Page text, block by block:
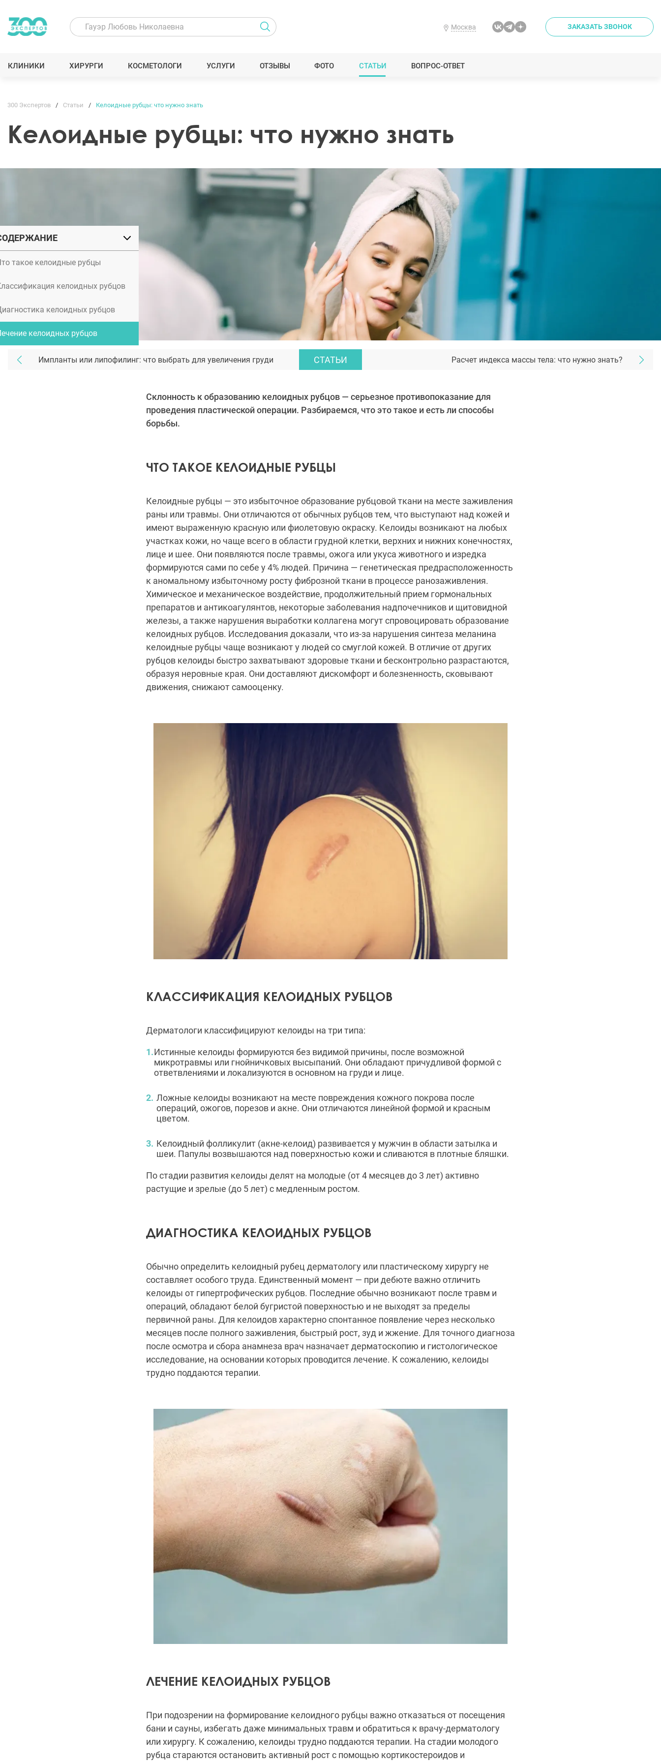
Москва ЗАКАЗАТЬ ЗВОНОК
КЛИНИКИ ХИРУРГИ КОСМЕТОЛОГИ УСЛУГИ ОТЗЫВЫ ФОТО СТАТЬИ ВОПРОС-ОТВЕТ
такое келоидные рубцы
келоидных рубцов
келоидных рубцов
келоидных рубцов
300 Экспертов Статьи Келоидные рубцы: что нужно знать
Келоидные рубцы: что нужно знать
Импланты или липофилинг: что выбрать для увеличения груди СТАТЬИ Расчет индекса массы тела: что нужно знать?
Склонность к образованию келоидных рубцов — серьезное противопоказание для
проведения пластической операции. Разбираемся, что это такое и есть ли способы
борьбы.
ЧТО ТАКОЕ КЕЛОИДНЫЕ РУБЦЫ
Келоидные рубцы — это избыточное образование рубцовой ткани на месте заживления
раны или травмы. Они отличаются от обычных рубцов тем, что выступают над кожей и
имеют выраженную красную или фиолетовую окраску. Келоиды возникают на любых
участках кожи, но чаще всего в области грудной клетки, верхних и нижних конечностях,
лице и шее. Они появляются после травмы, ожога или укуса животного и изредка
формируются сами по себе у 4% людей. Причина — генетическая предрасположенность
к аномальному избыточному росту фиброзной ткани в процессе ранозаживления.
Химическое и механическое воздействие, продолжительный прием гормональных
препаратов и антикоагулянтов, некоторые заболевания надпочечников и щитовидной
железы, а также нарушения выработки коллагена могут спровоцировать образование
келоидных рубцов. Исследования доказали, что из-за нарушения синтеза меланина
келоидные рубцы чаще возникают у людей со смуглой кожей. В отличие от других
рубцов келоиды быстро захватывают здоровые ткани и бесконтрольно разрастаются,
образуя неровные края. Они доставляют дискомфорт и болезненность, сковывают
движения, снижают самооценку.
КЛАССИФИКАЦИЯ КЕЛОИДНЫХ РУБЦОВ
Дерматологи классифицируют келоиды на три типа:
Истинные келоиды формируются без видимой причины, после возможной
микротравмы или гнойничковых высыпаний. Они обладают причудливой формой с
ответвлениями и локализуются в основном на груди и лице.
Ложные келоиды возникают на месте повреждения кожного покрова после
операций, ожогов, порезов и акне. Они отличаются линейной формой и красным
цветом.
Келоидный фолликулит (акне-келоид) развивается у мужчин в области затылка и
шеи. Папулы возвышаются над поверхностью кожи и сливаются в плотные бляшки.
По стадии развития келоиды делят на молодые (от 4 месяцев до 3 лет) активно
растущие и зрелые (до 5 лет) с медленным ростом.
ДИАГНОСТИКА КЕЛОИДНЫХ РУБЦОВ
Обычно определить келоидный рубец дерматологу или пластическому хирургу не
составляет особого труда. Единственный момент — при дебюте важно отличить
келоиды от гипертрофических рубцов. Последние обычно возникают после травм и
операций, обладают белой бугристой поверхностью и не выходят за пределы
первичной раны. Для келоидов характерно спонтанное появление через несколько
месяцев после полного заживления, быстрый рост, зуд и жжение. Для точного диагноза
после осмотра и сбора анамнеза врач назначает дерматоскопию и гистологическое
исследование, на основании которых проводится лечение. К сожалению, келоиды
трудно поддаются терапии.
ЛЕЧЕНИЕ КЕЛОИДНЫХ РУБЦОВ
При подозрении на формирование келоидного рубцы важно отказаться от посещения
бани и сауны, избегать даже минимальных травм и обратиться к врачу-дерматологу
или хирургу. К сожалению, келоиды трудно поддаются терапии. На стадии молодого
рубца стараются остановить активный рост с помощью кортикостероидов и